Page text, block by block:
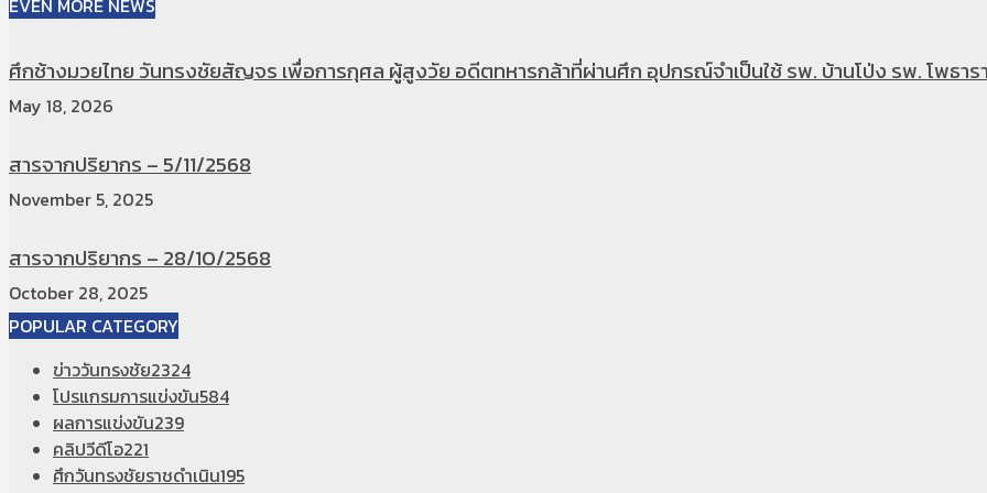
EVEN MORE NEWS
ศึกช้างมวยไทย วันทรงชัยสัญจร เพื่อการกุศล ผู้สูงวัย อดีตทหารกล้าที่ผ่านศึก อุปกรณ์จำเป็นใช้ รพ. บ้านโป่ง รพ. โพธารา
May 18, 2026
สารจากปริยากร – 5/11/2568
November 5, 2025
สารจากปริยากร – 28/10/2568
October 28, 2025
POPULAR CATEGORY
ข่าววันทรงชัย2324
โปรแกรมการแข่งขัน584
ผลการแข่งขัน239
คลิปวีดีโอ221
ศึกวันทรงชัยราชดำเนิน195